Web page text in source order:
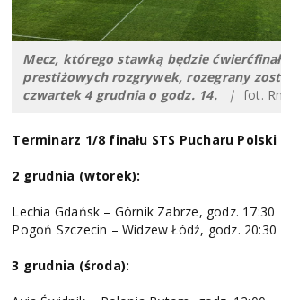
Mecz, którego stawką będzie
prestiżowych rozgrywek, rozegrany
czwartek 4 grudnia o godz. 14.| fot.
Terminarz 1/8 finału STS Pucharu Polski
2 grudnia (wtorek):
Lechia Gdańsk – Górnik Zabrze, godz. 17:30
Pogoń Szczecin – Widzew Łódź, godz. 20:30
3 grudnia (środa):